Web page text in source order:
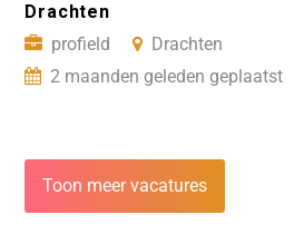
Drachten
profield
Drachten
2 maanden geleden geplaatst
Toon meer vacatures